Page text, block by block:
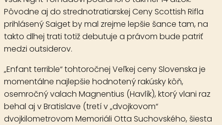
Pôvodne aj do strednotratiarskej Ceny Scottish Rifla
prihlásený Saiget by mal zrejme lepšie šance tam, na
takto dlhej trati totiž debutuje a právom bude patriť
medzi outsiderov.
„Enfant terrible“ tohtoročnej Veľkej ceny Slovenska je
momentálne najlepšie hodnotený rakúsky kôň,
osemročný valach Magnentius (Havlík), ktorý vlani raz
behal aj v Bratislave (tretí v „dvojkovom“
dvojkilometrovom Memoriáli Otta Suchovského, šiesta